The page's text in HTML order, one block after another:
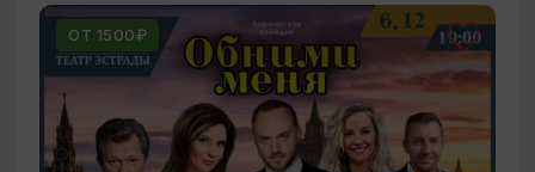
ОТ 1500₽